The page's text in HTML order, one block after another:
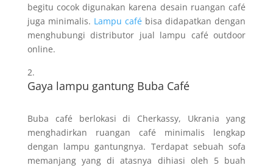
begitu cocok digunakan karena desain ruangan café
juga minimalis. Lampu café bisa didapatkan dengan
menghubungi distributor jual lampu café outdoor
online.
Gaya lampu gantung Buba Café
Buba café berlokasi di Cherkassy, Ukrania yang
menghadirkan ruangan café minimalis lengkap
dengan lampu gantungnya. Terdapat sebuah sofa
memanjang yang di atasnya dihiasi oleh 5 buah